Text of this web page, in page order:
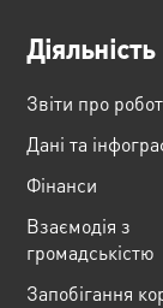
Діяльність
Звіти про
Дані та
Фінанси
Взаємодія з
громадськістю
Запобігання